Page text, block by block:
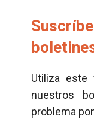
Utiliza este
nuestros
problema